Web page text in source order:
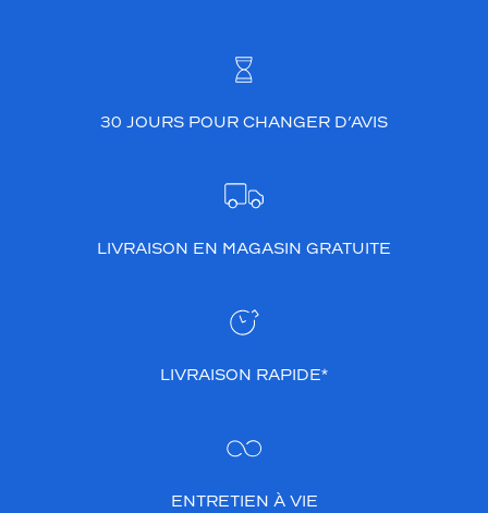
30 JOURS POUR CHANGER D’AVIS
LIVRAISON EN MAGASIN GRATUITE
LIVRAISON RAPIDE*
ENTRETIEN À VIE